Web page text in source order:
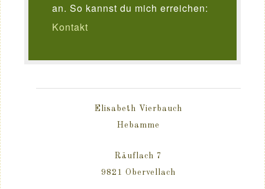
an. So kannst du mich erreichen:
Kontakt
Elisabeth Vierbauch
Hebamme
Räuflach 7
9821 Obervellach